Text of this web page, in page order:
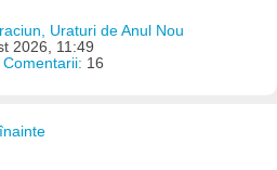
Uraturi de Anul Nou
2026, 11:49
Comentarii: 16
înainte